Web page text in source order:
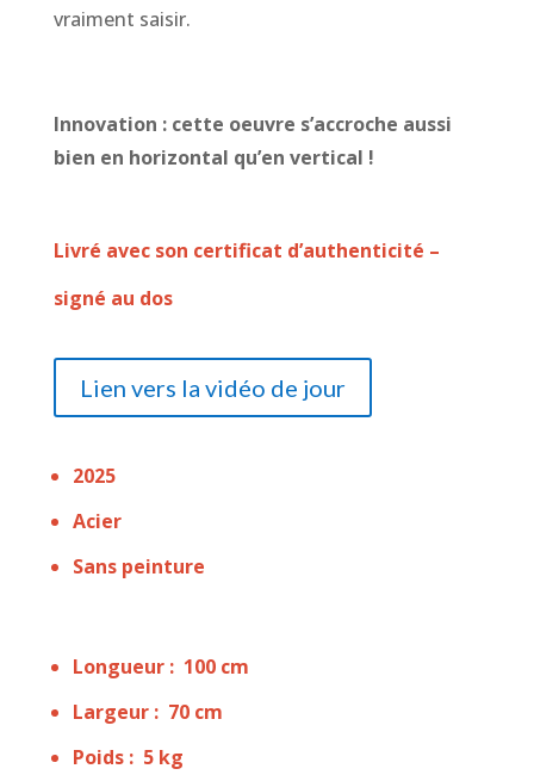
vraiment saisir.
Innovation : cette oeuvre s’accroche aussi
bien en horizontal qu’en vertical !
Livré avec son certificat d’authenticité –
signé au dos
Lien vers la vidéo de jour
2025
Acier
Sans peinture
Longueur : 100 cm
Largeur : 70 cm
Poids : 5 kg